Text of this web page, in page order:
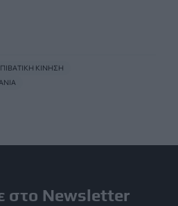
ΚΙΝΗΣΗ
στο Newsletter